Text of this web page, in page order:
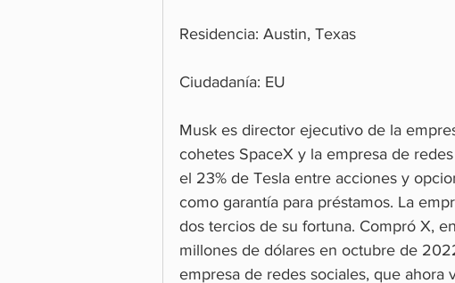
Residencia: Austin, Texas
Ciudadanía: EU
Musk es director ejecutivo de la
cohetes SpaceX y la empresa de
el 23% de Tesla entre acciones y
como garantía para préstamos. La
dos tercios de su fortuna. Compró X,
millones de dólares en octubre de
empresa de redes sociales, que ahora